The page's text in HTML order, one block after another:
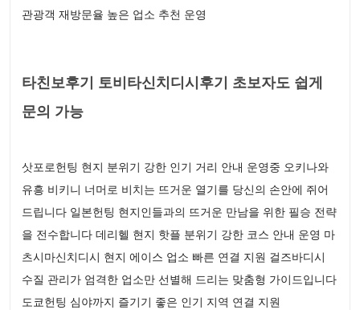
관광객 재방문율 높은 업소 추천 운영
타친보후기 토비타신치디시후기 초보자도 쉽게
문의 가능
삿포로헌팅 현지 분위기 강한 인기 거리 안내 운영중 오키나와
유흥 비키니 너머로 비치는 뜨거운 열기를 당신의 손안에 쥐어
드립니다 일본헌팅 현지인들과의 뜨거운 만남을 위한 필승 전략
을 전수합니다 데리헬 현지 핫플 분위기 강한 코스 안내 운영 마
츠시마신치디시 현지 에이스 업소 빠른 연결 지원 걸즈바디시
수질 관리가 엄격한 업소만 선별해 드리는 맞춤형 가이드입니다
도쿄헌팅 심야까지 즐기기 좋은 인기 지역 연결 지원